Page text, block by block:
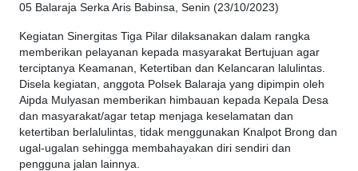
05 Balaraja Serka Aris Babinsa, Senin (23/10/2023)
Kegiatan Sinergitas Tiga Pilar dilaksanakan dalam rangka
memberikan pelayanan kepada masyarakat Bertujuan agar
terciptanya Keamanan, Ketertiban dan Kelancaran lalulintas.
Disela kegiatan, anggota Polsek Balaraja yang dipimpin oleh
Aipda Mulyasan memberikan himbauan kepada Kepala Desa
dan masyarakat/agar tetap menjaga keselamatan dan
ketertiban berlalulintas, tidak menggunakan Knalpot Brong dan
ugal-ugalan sehingga membahayakan diri sendiri dan
pengguna jalan lainnya.